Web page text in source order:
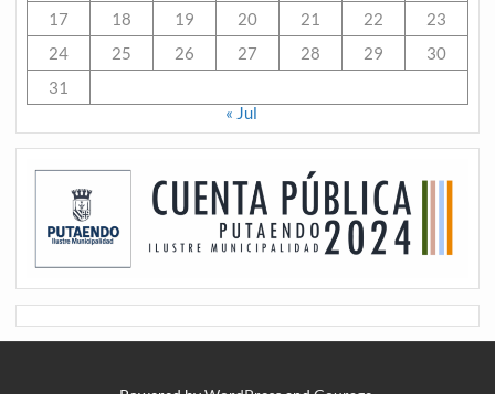
17
18 19 20 21 22
23
24
25 26 27 28 29
30
31
« Jul